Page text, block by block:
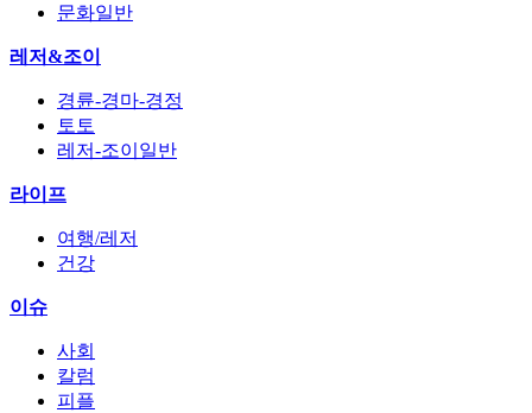
문화일반
레저&조이
경륜-경마-경정
토토
레저-조이일반
라이프
여행/레저
건강
이슈
사회
칼럼
피플